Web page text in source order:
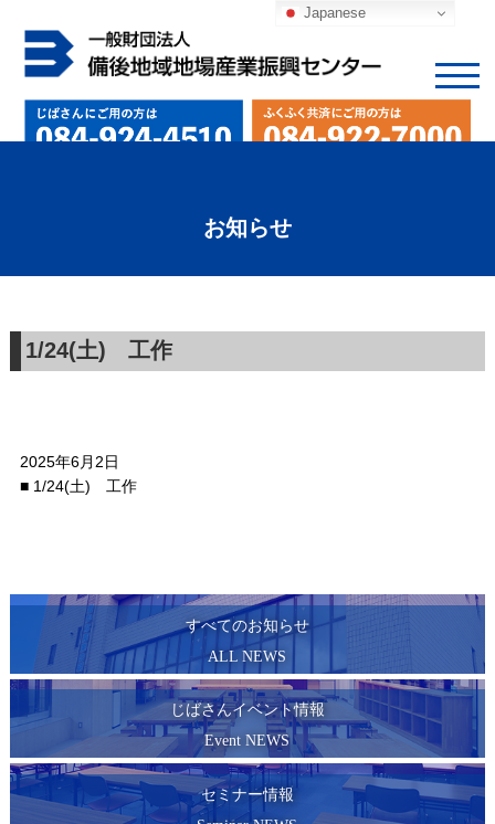
お知らせ
1/24(土) 工作
2025年6月2日
■ 1/24(土) 工作
すべてのお知らせ
ALL NEWS
じばさんイベント情報
Event NEWS
セミナー情報
Japanese